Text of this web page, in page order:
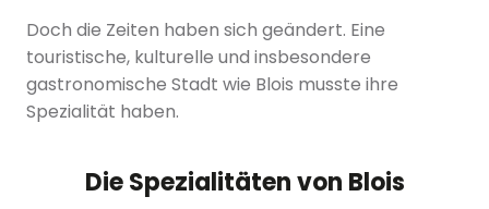
Doch die Zeiten haben sich geändert. Eine
touristische, kulturelle und insbesondere
gastronomische Stadt wie Blois musste ihre
Spezialität haben.
Die Spezialitäten von Blois